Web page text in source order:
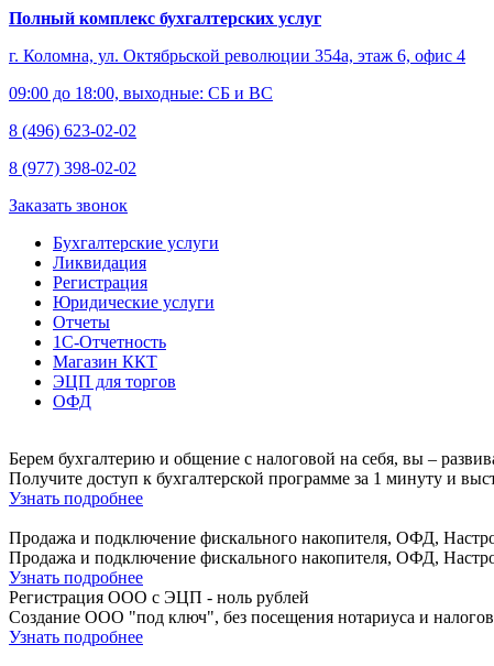
Полный комплекс бухгалтерских услуг
г. Коломна, ул. Октябрьской революции 354а, этаж 6, офис 4
09:00 до 18:00, выходные: СБ и ВС
8 (496) 623-02-02
8 (977) 398-02-02
Заказать звонок
Бухгалтерские услуги
Ликвидация
Регистрация
Юридические услуги
Отчеты
1С-Отчетность
Магазин ККТ
ЭЦП для торгов
ОФД
Берем бухгалтерию и общение с налоговой на себя, вы –
Получите доступ к бухгалтерской программе за 1 минуту и
Узнать подробнее
Продажа и подключение фискального накопителя, ОФД,
Продажа и подключение фискального накопителя, ОФД,
Узнать подробнее
Регистрация ООО с ЭЦП - ноль рублей
Создание ООО "под ключ", без посещения нотариуса и
Узнать подробнее